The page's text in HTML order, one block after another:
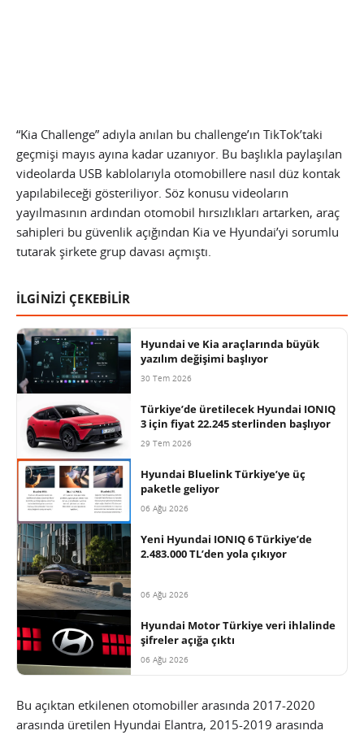
“Kia Challenge” adıyla anılan bu challenge’ın TikTok’taki
geçmişi mayıs ayına kadar uzanıyor. Bu başlıkla paylaşılan
videolarda USB kablolarıyla otomobillere nasıl düz kontak
yapılabileceği gösteriliyor. Söz konusu videoların
yayılmasının ardından otomobil hırsızlıkları artarken, araç
sahipleri bu güvenlik açığından Kia ve Hyundai’yi sorumlu
tutarak şirkete grup davası açmıştı.
İLGİNİZİ ÇEKEBİLİR
Hyundai ve Kia araçlarında büyük
yazılım değişimi başlıyor
30 Tem 2026
Türkiye’de üretilecek Hyundai IONIQ
3 için fiyat 22.245 sterlinden başlıyor
29 Tem 2026
Hyundai Bluelink Türkiye’ye üç
paketle geliyor
06 Ağu 2026
Yeni Hyundai IONIQ 6 Türkiye’de
2.483.000 TL’den yola çıkıyor
06 Ağu 2026
Hyundai Motor Türkiye veri ihlalinde
şifreler açığa çıktı
06 Ağu 2026
Bu açıktan etkilenen otomobiller arasında 2017-2020
arasında üretilen Hyundai Elantra, 2015-2019 arasında